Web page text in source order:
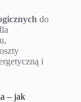
do
i
– jak